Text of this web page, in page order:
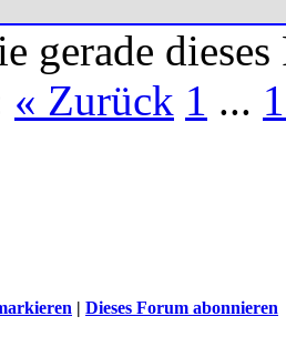
gerade
« Zurück 1 ...
| Dieses Forum abonnieren